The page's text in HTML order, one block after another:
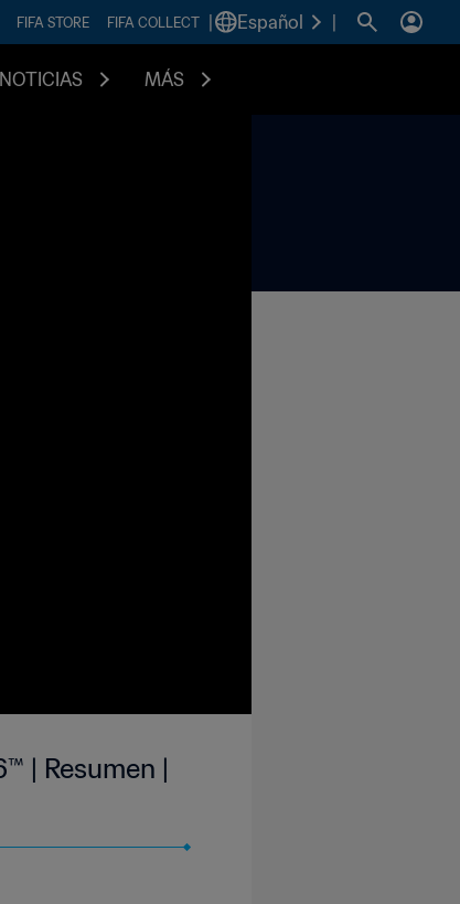
FIFA STORE FIFA COLLECT Español
NOTICIAS MÁS
| Resumen |